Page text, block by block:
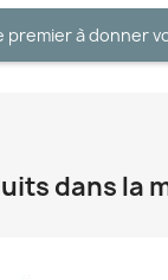
premier à donner
dans la